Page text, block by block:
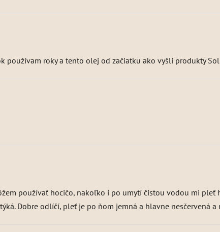
používam roky a tento olej od začiatku ako vyšli produkty
používať hocičo, nakoľko i po umytí čistou vodou mi pleť
Dobre odlíčí, pleť je po ňom jemná a hlavne nesčervená